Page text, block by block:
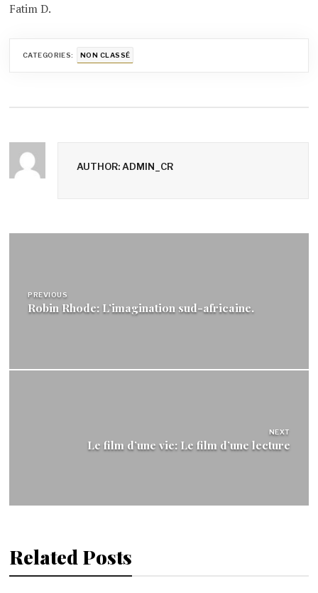
Fatim D.
CATEGORIES: NON CLASSÉ
AUTHOR: ADMIN_CR
l’article
PREVIOUS
Robin Rhode: L’imagination sud-africaine.
NEXT
Le film d’une vie: Le film d’une lecture
Related Posts